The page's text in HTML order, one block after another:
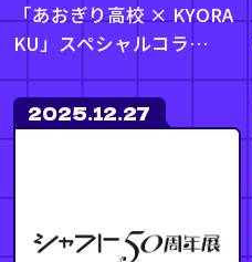
「あおぎり高校 × KYORA
KU」スペシャルコラ…
2025.12.27